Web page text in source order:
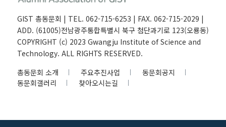
GIST 총동문회 | TEL. 062-715-6253 | FAX. 062-715-2029 |
ADD. (61005)전남광주통합특별시 북구 첨단과기로 123(오룡동)
COPYRIGHT (c) 2023 Gwangju Institute of Science and
Technology. ALL RIGHTS RESERVED.
총동문회 소개
주요추진사업
동문회공지
동문회갤러리
찾아오시는길